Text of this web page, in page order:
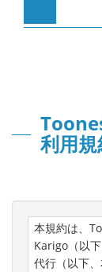
利用
本規約は、
Karigo（以
代行（以下